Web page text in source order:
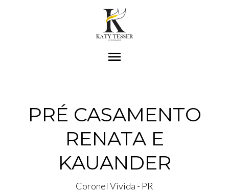
menu
PRÉ CASAMENTO
RENATA E
KAUANDER
Coronel Vivida - PR